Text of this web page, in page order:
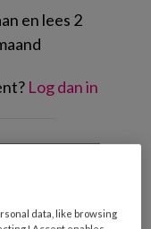
en lees 2
Log dan in
data, like browsing